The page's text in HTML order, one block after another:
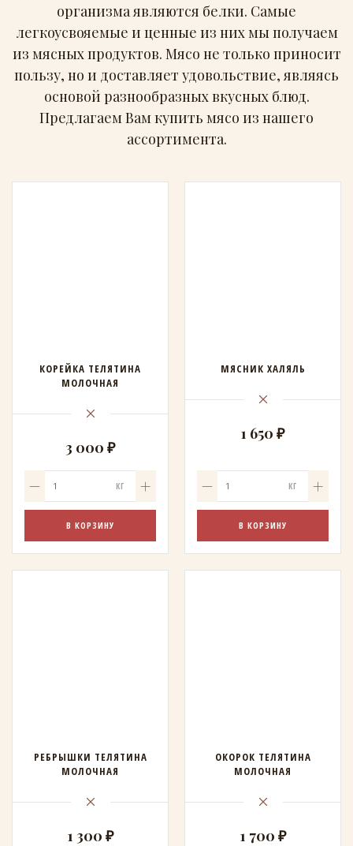
организма являются белки. Самые
легкоусвояемые и ценные из них мы получаем
из мясных продуктов. Мясо не только приносит
пользу, но и доставляет удовольствие, являясь
основой разнообразных вкусных блюд.
Предлагаем Вам купить мясо из нашего
ассортимента.
КОРЕЙКА ТЕЛЯТИНА
МОЛОЧНАЯ
3 000 ₽
КГ
В КОРЗИНУ
МЯСНИК ХАЛЯЛЬ
1 650 ₽
КГ
В КОРЗИНУ
РЕБРЫШКИ ТЕЛЯТИНА
МОЛОЧНАЯ
1 300 ₽
ОКОРОК ТЕЛЯТИНА
МОЛОЧНАЯ
1 700 ₽